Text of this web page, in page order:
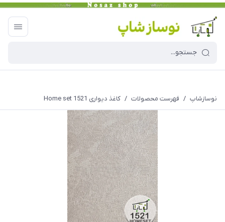
نوسازشاپ / فهرست محصولات / کاغذ دیواری Home set 1521